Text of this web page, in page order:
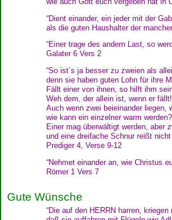
“Dient einander, ein jeder mit der
als die guten Haushalter der
“Einer trage des andern Last, so
Galater 6 Vers 2
“So ist`s ja besser zu zweien als
denn sie haben guten Lohn für ihre
Fällt einer von ihnen, so hilft ihm
Weh dem, der allein ist, wenn er
Auch wenn zwei beieinander liegen,
wie kann ein einzelner warm werden?
Einer mag überwältigt werden, aber
und eine dreifache Schnur reißt
Prediger 4, Verse 9-12
“Nehmet einander an, wie Christus
Römer 1 Vers 7
Gute Wünsche
“Die auf den HERRN harren, kriegen